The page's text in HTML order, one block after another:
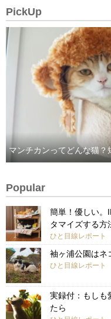
PickUp
マンチカンってどんな猫？
Popular
簡単！優しい。
タマイズする方
ひと目線レポート
袖ヶ浦公園はネ
ひと目線レポート
実録付：もしも
たら